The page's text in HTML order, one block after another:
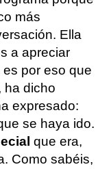
más
Ella
a apreciar
por eso que
ha dicho
expresado:
se haya ido.
que era,
Como sabéis,